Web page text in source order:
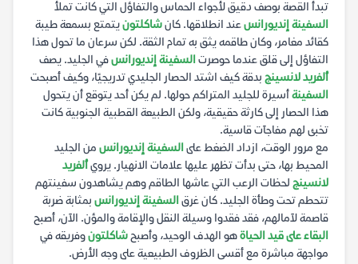
تبدأ القصة بوصف دقيق لأجواء الحماس والتفاؤل التي كانت تملأ
السفينة إنديورانسعند انطلاقها. كانشاكلتونيتمتع بسمعة طيبة
كقائد مغامر، وكان طاقمه يثق به تمام الثقة. لكن سرعان ما تحول هذا
التفاؤل إلى قلق عندما حوصرتالسفينة إنديورانسفي الجليد. يصف
ألفريد لانسينج بدقة كيف اشتد الحصار الجليدي تدريجيًا، وكيف أصبحت
السفينةأسيرة للجليد المتراكم حولها. لم يكن أحد يتوقع أن يتحول
هذا الحصار إلى كارثة حقيقية، ولكن الطبيعة القطبية الجنوبية كانت
تخبئ لهم مفاجآت قاسية.
مع مرور الوقت، ازداد الضغط علىالسفينة إنديورانس من الجليد
المحيط بها، حتى بدأت تظهر عليها علامات الانهيار. يرويألفريد
لانسينج لحظات الرعب التي عاشها الطاقم وهم يشاهدون سفينتهم
تتحطم تحت وطأة الجليد. كان غرقالسفينة إنديورانس بمثابة ضربة
قاصمة لآمالهم، فقد فقدوا وسيلة النقل والإقامة والمؤن. الآن، أصبح
البقاء على قيد الحياةهو الهدف الوحيد، وأصبحشاكلتونوفريقه في
مواجهة مباشرة مع أقسى الظروف الطبيعية على وجه الأرض.